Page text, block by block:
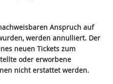
Anspruch auf
werden annulliert. Der
neuen Tickets zum
oder erworbene
nicht erstattet werden.